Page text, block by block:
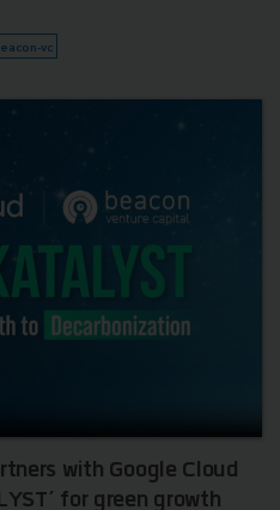
vc
with Google Cloud
for green growth